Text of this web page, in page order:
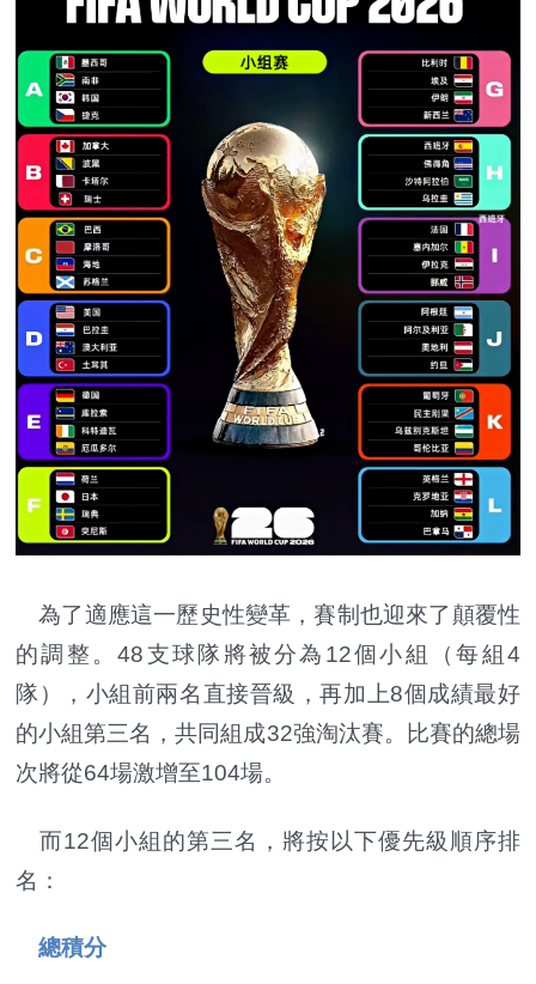
為了適應這一歷史性變革，賽制也迎來了顛覆性
的調整。48支球隊將被分為12個小組（每組4
隊），小組前兩名直接晉級，再加上8個成績最好
的小組第三名，共同組成32強淘汰賽。比賽的總場
次將從64場激增至104場。
而12個小組的第三名，將按以下優先級順序排
名：
總積分